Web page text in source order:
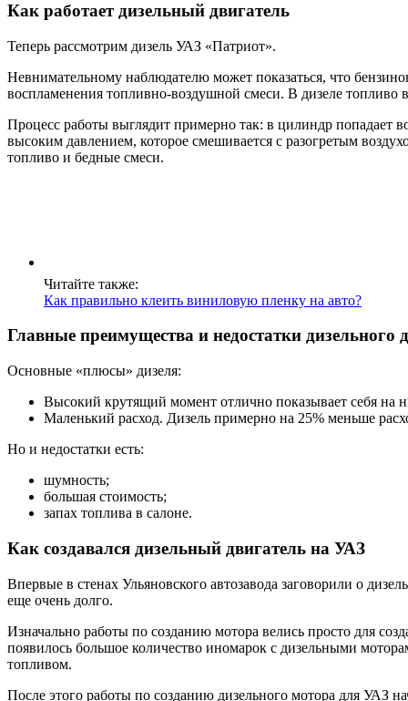
Как работает дизельный двигатель
Теперь рассмотрим дизель УАЗ «Патриот».
Невнимательному наблюдателю может показаться, что
воспламенения топливно-воздушной смеси. В дизеле топливо
Процесс работы выглядит примерно так: в цилиндр попадает
высоким давлением, которое смешивается с разогретым
топливо и бедные смеси.
Читайте также:
Как правильно клеить виниловую пленку на авто?
Главные преимущества и недостатки дизельного
Основные «плюсы» дизеля:
Высокий крутящий момент отлично показывает себя на
Маленький расход. Дизель примерно на 25% меньше
Но и недостатки есть:
шумность;
большая стоимость;
запах топлива в салоне.
Как создавался дизельный двигатель на УАЗ
Впервые в стенах Ульяновского автозавода заговорили о
еще очень долго.
Изначально работы по созданию мотора велись просто для
появилось большое количество иномарок с дизельными
топливом.
После этого работы по созданию дизельного мотора для УАЗ